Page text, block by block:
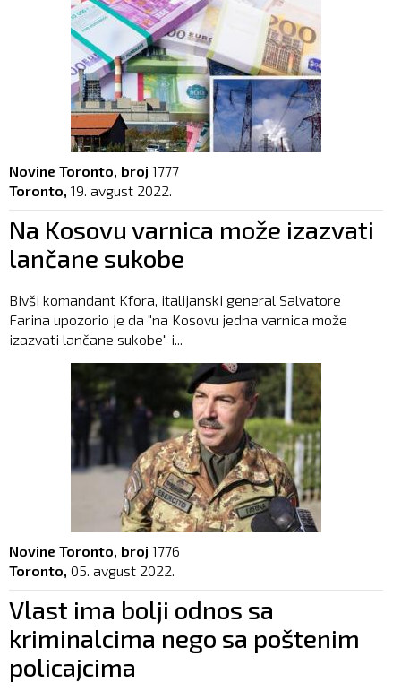
Novine Toronto, broj 1777
Toronto, 19. avgust 2022.
Na Kosovu varnica može izazvati
lančane sukobe
Bivši komandant Kfora, italijanski general Salvatore
Farina upozorio je da "na Kosovu jedna varnica može
izazvati lančane sukobe" i...
Novine Toronto, broj 1776
Toronto, 05. avgust 2022.
Vlast ima bolji odnos sa
kriminalcima nego sa poštenim
policajcima